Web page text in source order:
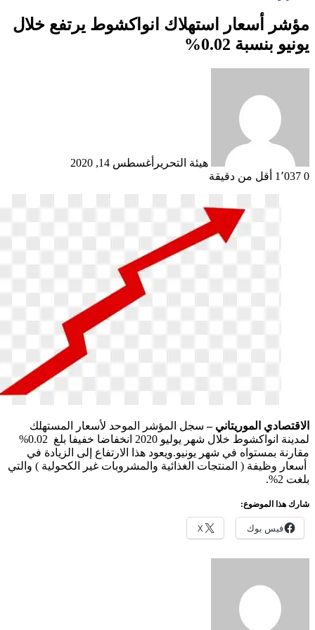
أسعار استهلاك انواكشوط يرتفع خلال
بنسبة 0.02%
هيئة التحريرأغسطس 14, 2020
أقل من دقيقة
الموريتاني –سجل المؤشر الموحد لأسعار المستهلك
لمدينة انواكشوط خلال شهر يوليو 2020 انخفاضا خفيفا بلغ 0.02%
بمستواه في شهر يونيو.ويعود هذا الارتفاع إلى الزيادة في
وظيفة ( المنتجات الغذائية والمشروبات غير الكحولية ) والتي
2%.
هذا الموضوع:
فيس بوك